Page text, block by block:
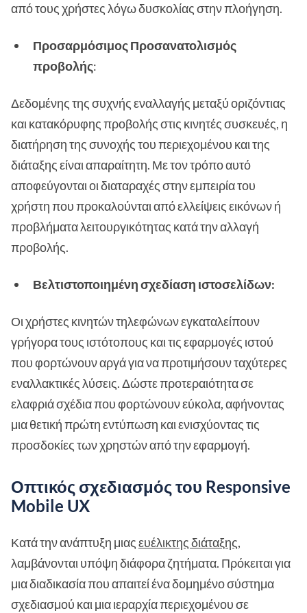
από τους χρήστες λόγω δυσκολίας στην πλοήγηση.
Προσαρμόσιμος Προσανατολισμός
προβολής:
Δεδομένης της συχνής εναλλαγής μεταξύ οριζόντιας
και κατακόρυφης προβολής στις κινητές συσκευές, η
διατήρηση της συνοχής του περιεχομένου και της
διάταξης είναι απαραίτητη. Με τον τρόπο αυτό
αποφεύγονται οι διαταραχές στην εμπειρία του
χρήστη που προκαλούνται από ελλείψεις εικόνων ή
προβλήματα λειτουργικότητας κατά την αλλαγή
προβολής.
Βελτιστοποιημένη σχεδίαση ιστοσελίδων:
Οι χρήστες κινητών τηλεφώνων εγκαταλείπουν
γρήγορα τους ιστότοπους και τις εφαρμογές ιστού
που φορτώνουν αργά για να προτιμήσουν ταχύτερες
εναλλακτικές λύσεις. Δώστε προτεραιότητα σε
ελαφριά σχέδια που φορτώνουν εύκολα, αφήνοντας
μια θετική πρώτη εντύπωση και ενισχύοντας τις
προσδοκίες των χρηστών από την εφαρμογή.
Οπτικός σχεδιασμός του Responsive
Mobile UX
Κατά την ανάπτυξη μιαςευέλικτης διάταξης,
λαμβάνονται υπόψη διάφορα ζητήματα. Πρόκειται για
μια διαδικασία που απαιτεί ένα δομημένο σύστημα
σχεδιασμού και μια ιεραρχία περιεχομένου σε